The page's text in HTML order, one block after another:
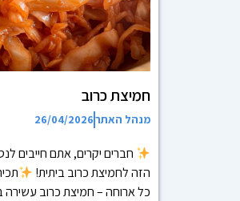
חמיצת כרוב
מנהל האתר26/04/2026
חברים יקרים, אתם חייבים
הזה לחמיצת כרוב ביתית!
כל ארוחה – חמיצת כרוב